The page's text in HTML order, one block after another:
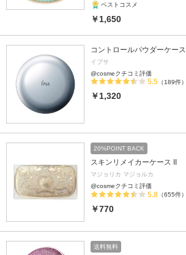
ベストコスメ
￥1,650
コントロールパウダーケース
イプサ
@cosmeクチコミ評価
5.5 （189件）
￥1,320
20%POINT BACK
スキンリメイカーケース II
マジョリカ マジョルカ
@cosmeクチコミ評価
5.8 （655件）
￥770
送料無料